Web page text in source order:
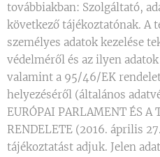
továbbiakban: Szolgáltató,
következő tájékoztatónak. A
személyes adatok kezelése
védelméről és az ilyen
valamint a 95/46/EK
helyezéséről (általános
EURÓPAI PARLAMENT ÉS A
RENDELETE (2016. április
tájékoztatást adjuk. Jelen